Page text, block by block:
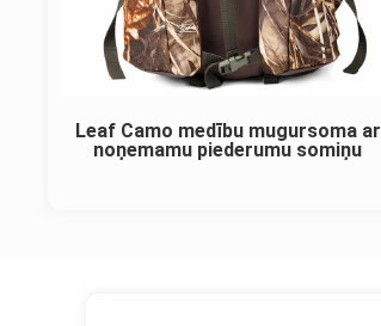
Leaf Camo medību mugursoma ar
noņemamu piederumu somiņu